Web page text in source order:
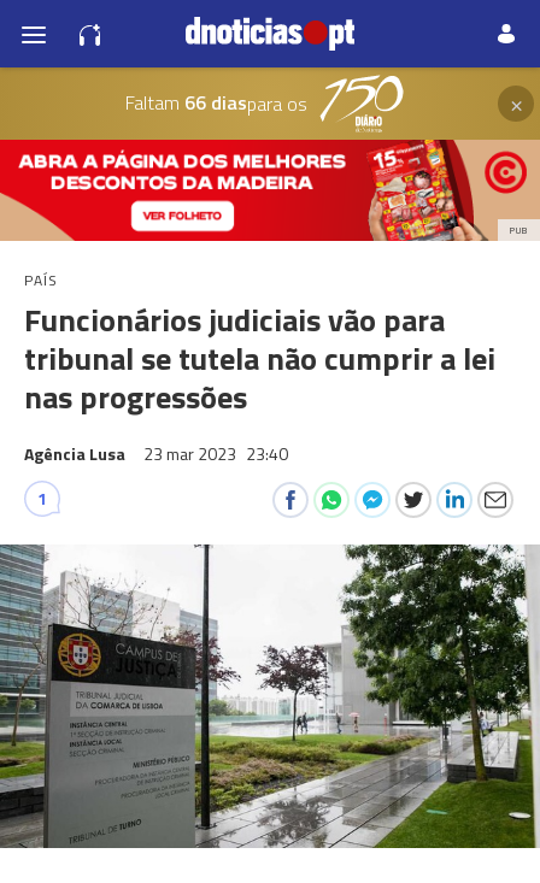
Faltam 66 diaspara os ×
PUB
PAÍS
Funcionários judiciais vão para
tribunal se tutela não cumprir a lei
nas progressões
Agência Lusa 23 mar 2023 23:40
1